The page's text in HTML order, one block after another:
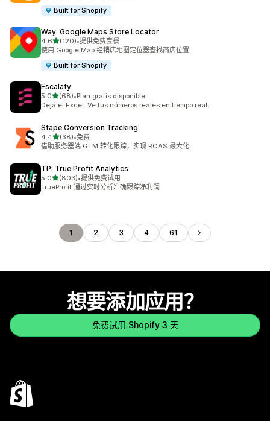
Built for Shopify
Way: Google Maps Store Locator
4.6星（满分 5 星）
(120)
总共 120 条评论
•提供免费套餐
使用 Google Map 经销店地图定位器查找商店位置
Built for Shopify
Escalafy
5.0星（满分 5 星）
(68)
总共 68 条评论
•Plan gratis disponible
Dejá el Excel. Ve tus números reales en tiempo real.
Stape Conversion Tracking
4.4星（满分 5 星）
(38)
总共 38 条评论
•免费
借助服务器端 GTM 转化跟踪，实现 ROAS 最大化
TP: True Profit Analytics
5.0星（满分 5 星）
(803)
总共 803 条评论
•提供免费试用
TrueProfit 通过实时分析准确跟踪净利润
1 2 3 4 61
想要添加应用？
免费试用 Shopify 3 天